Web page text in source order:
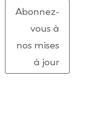
Abonnez-
vous à
nos mises
à jour